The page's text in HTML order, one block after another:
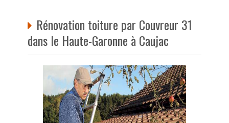
Rénovation toiture par Couvreur 31
dans le Haute-Garonne à Caujac